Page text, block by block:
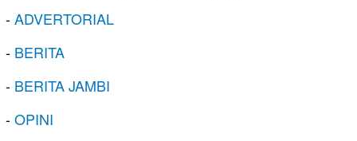
-ADVERTORIAL
- BERITA
- BERITA JAMBI
-OPINI